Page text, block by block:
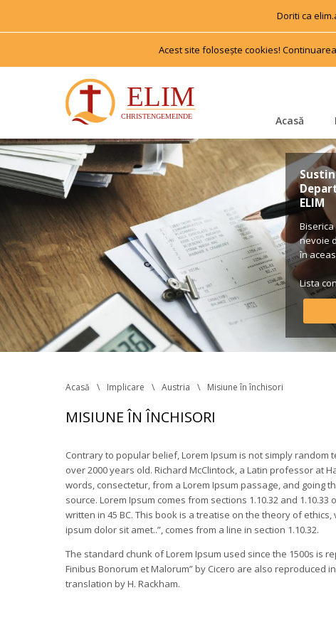
Doriti ca
Acest site foloseşte cookies!
Acasă
ELIM
Biserica
nevoie
în
Lista
Acasă Implicare Austria Misiune în închisori
MISIUNE ÎN ÎNCHISORI
Contrary to popular belief, Lorem Ipsum is not simply random
over 2000 years old. Richard McClintock, a Latin professor at
words, consectetur, from a Lorem Ipsum passage, and
ource. Lorem Ipsum comes from sections 1.10.32 and 1.10.33
written in 45 BC. This book is a treatise on the theory of
ipsum dolor sit amet..”, comes from a line in section 1.10.32.
The standard chunk of Lorem Ipsum used since the 1500s is
Finibus Bonorum et Malorum” by Cicero are also reproduced
translation by H. Rackham.